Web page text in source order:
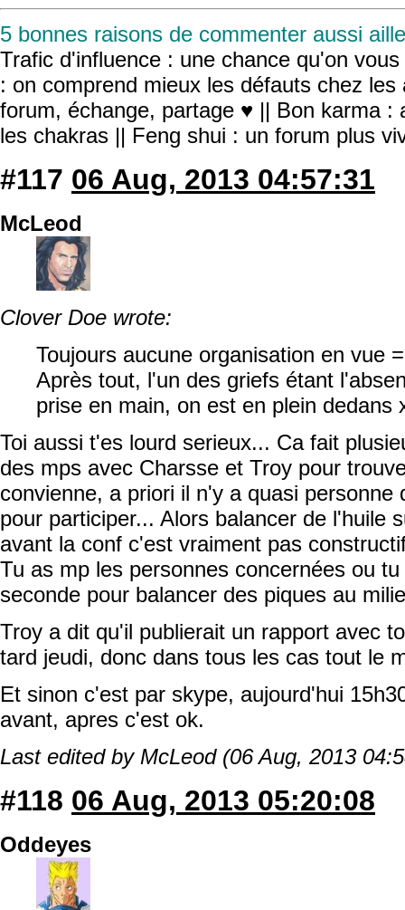
5 bonnes raisons de commenter aussi
Trafic d'influence : une chance qu'on
: on comprend mieux les défauts chez
forum, échange, partage ♥ || Bon karma :
les chakras || Feng shui : un forum plus
#117 06 Aug, 2013 04:57:31
McLeod
Clover Doe wrote:
Toujours aucune organisation en vue
Après tout, l'un des griefs étant
prise en main, on est en plein dedans
Toi aussi t'es lourd serieux... Ca fait
des mps avec Charsse et Troy pour
convienne, a priori il n'y a quasi
pour participer... Alors balancer de l'huile
avant la conf c'est vraiment pas
Tu as mp les personnes concernées ou
seconde pour balancer des piques au
Troy a dit qu'il publierait un rapport avec
tard jeudi, donc dans tous les cas tout le
Et sinon c'est par skype, aujourd'hui
avant, apres c'est ok.
Last edited by McLeod (06 Aug, 2013
#118 06 Aug, 2013 05:20:08
Oddeyes